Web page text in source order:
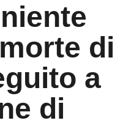
di
a
di